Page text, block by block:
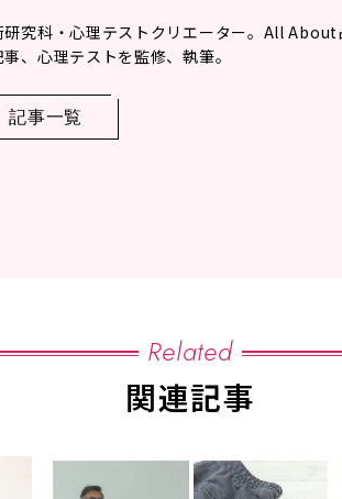
研究科・心理テストクリエーター。All
事、心理テストを監修、執筆。
記事一覧
Related
関連記事